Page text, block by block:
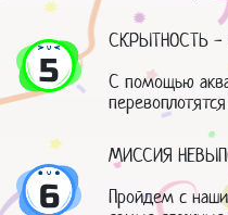
5
СКРЫТНОСТЬ -
С помощью
6
МИССИЯ
Пройдем с